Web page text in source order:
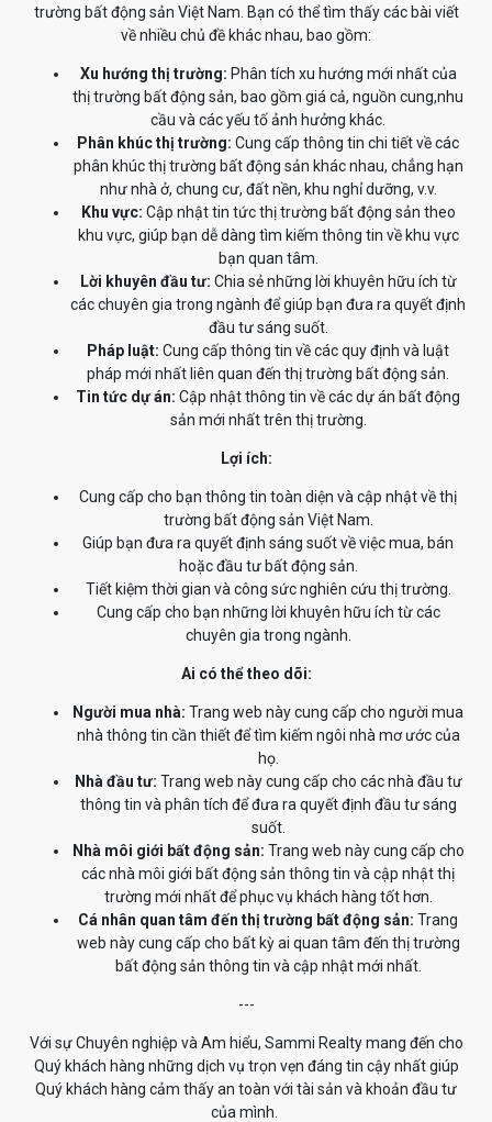
trường bất động sản Việt Nam. Bạn có thể tìm thấy các bài viết
về nhiều chủ đề khác nhau, bao gồm:
Xu hướng thị trường: Phân tích xu hướng mới nhất của
thị trường bất động sản, bao gồm giá cả, nguồn cung,nhu
cầu và các yếu tố ảnh hưởng khác.
Phân khúc thị trường: Cung cấp thông tin chi tiết về các
phân khúc thị trường bất động sản khác nhau, chẳng hạn
như nhà ở, chung cư, đất nền, khu nghỉ dưỡng, v.v.
Khu vực: Cập nhật tin tức thị trường bất động sản theo
khu vực, giúp bạn dễ dàng tìm kiếm thông tin về khu vực
bạn quan tâm.
Lời khuyên đầu tư: Chia sẻ những lời khuyên hữu ích từ
các chuyên gia trong ngành để giúp bạn đưa ra quyết định
đầu tư sáng suốt.
Pháp luật: Cung cấp thông tin về các quy định và luật
pháp mới nhất liên quan đến thị trường bất động sản.
Tin tức dự án: Cập nhật thông tin về các dự án bất động
sản mới nhất trên thị trường.
Lợi ích:
Cung cấp cho bạn thông tin toàn diện và cập nhật về thị
trường bất động sản Việt Nam.
Giúp bạn đưa ra quyết định sáng suốt về việc mua, bán
hoặc đầu tư bất động sản.
Tiết kiệm thời gian và công sức nghiên cứu thị trường.
Cung cấp cho bạn những lời khuyên hữu ích từ các
chuyên gia trong ngành.
Ai có thể theo dõi:
Người mua nhà: Trang web này cung cấp cho người mua
nhà thông tin cần thiết để tìm kiếm ngôi nhà mơ ước của
họ.
Nhà đầu tư: Trang web này cung cấp cho các nhà đầu tư
thông tin và phân tích để đưa ra quyết định đầu tư sáng
suốt.
Nhà môi giới bất động sản: Trang web này cung cấp cho
các nhà môi giới bất động sản thông tin và cập nhật thị
trường mới nhất để phục vụ khách hàng tốt hơn.
Cá nhân quan tâm đến thị trường bất động sản: Trang
web này cung cấp cho bất kỳ ai quan tâm đến thị trường
bất động sản thông tin và cập nhật mới nhất.
---
Với sự Chuyên nghiệp và Am hiểu, Sammi Realty mang đến cho
Quý khách hàng những dịch vụ trọn vẹn đáng tin cậy nhất giúp
Quý khách hàng cảm thấy an toàn với tài sản và khoản đầu tư
của mình.